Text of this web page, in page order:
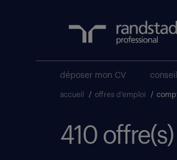
déposer mon CV
accueil / offres d'emploi /
410